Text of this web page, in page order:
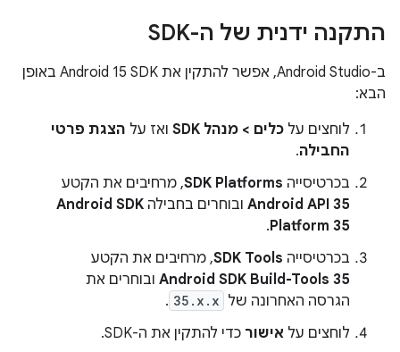
התקנה ידנית של ה-SDK
ב-Android Studio, אפשר להתקין את Android 15 SDK באופן
הבא:
לוחצים על כלים > מנהל SDK ואז על הצגת פרטי
החבילה.
בכרטיסייה SDK Platforms, מרחיבים את הקטע
Android API 35 ובוחרים בחבילה Android SDK
Platform 35
.
בכרטיסייה SDK Tools, מרחיבים את הקטע
Android SDK Build-Tools 35 ובוחרים את
הגרסה האחרונה של 35.x.x
.
לוחצים על אישור כדי להתקין את ה-SDK.